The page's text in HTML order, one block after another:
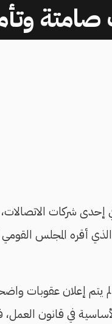
صامتة
إحدى شركات
أقره المجلس
يتم إعلان عقوبات
في قانون العمل،